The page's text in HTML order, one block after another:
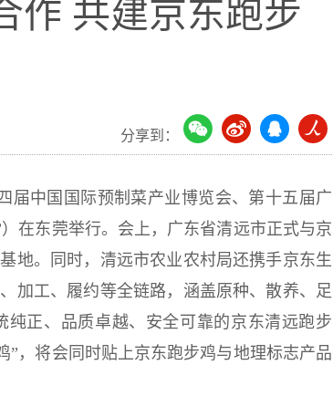
作 共建京东跑步
分享到：
届中国国际预制菜产业博览会、第十五届广
在东莞举行。会上，广东省清远市正式与京
地。同时，清远市农业农村局还携手京东生
加工、履约等全链路，涵盖原种、散养、足
正、品质卓越、安全可靠的京东清远跑步
”，将会同时贴上京东跑步鸡与地理标志产品